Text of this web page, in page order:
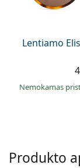
Persol
Lentiamo
Nemokamas
Produkto